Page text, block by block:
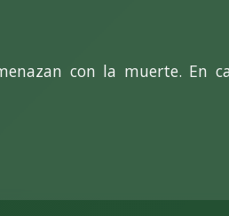
con la muerte. En